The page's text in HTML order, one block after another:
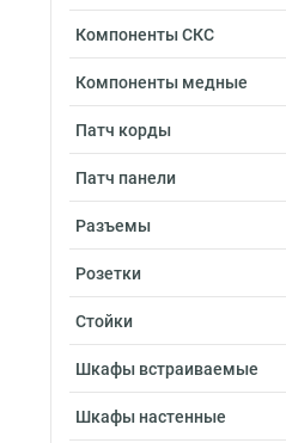
Компоненты СКС
Компоненты медные
Патч корды
Патч панели
Разъемы
Розетки
Стойки
Шкафы встраиваемые
Шкафы настенные